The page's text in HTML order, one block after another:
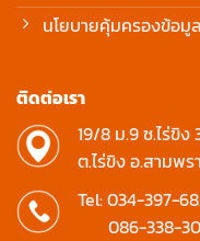
นโยบายคุ้มครองข้อ
ติดต่อเรา
19/8 ม.9 ซ.ไร่ขิ
ต.ไร่ขิง อ.สามพ
Tel:034-397-
086-338-